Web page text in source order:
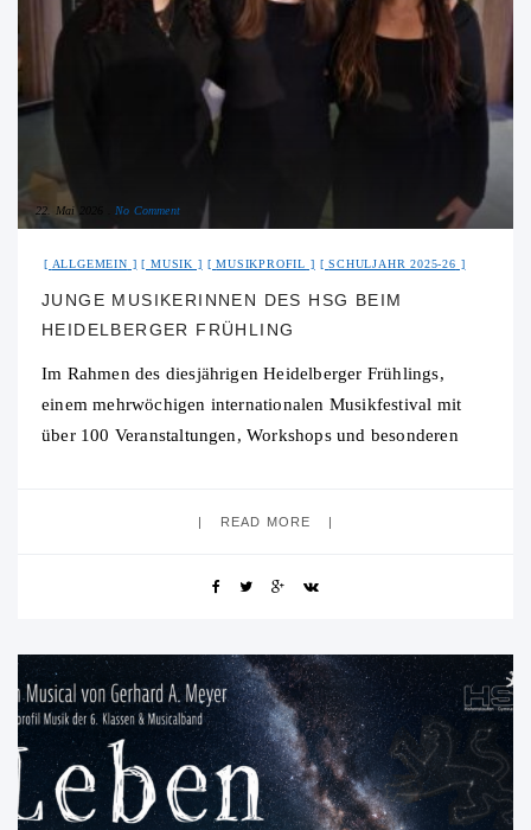
22. Mai 2026 No Comment
ALLGEMEIN MUSIK MUSIKPROFIL SCHULJAHR 2025-26
JUNGE MUSIKERINNEN DES HSG BEIM
HEIDELBERGER FRÜHLING
Im Rahmen des diesjährigen Heidelberger Frühlings,
einem mehrwöchigen internationalen Musikfestival mit
über 100 Veranstaltungen, Workshops und besonderen
READ MORE